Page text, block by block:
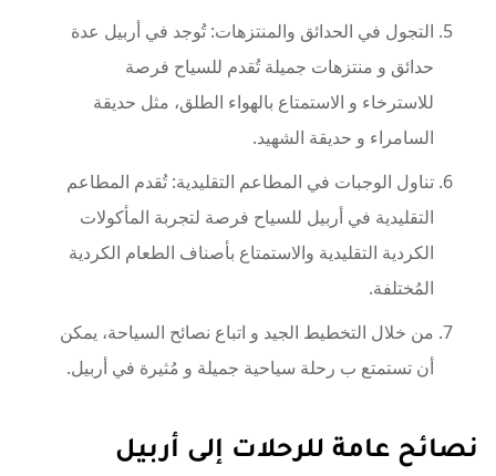
التجول في الحدائق والمنتزهات: تُوجد في أربيل عدة
حدائق و منتزهات جميلة تُقدم للسياح فرصة
للاسترخاء و الاستمتاع بالهواء الطلق، مثل حديقة
السامراء و حديقة الشهيد.
تناول الوجبات في المطاعم التقليدية: تُقدم المطاعم
التقليدية في أربيل للسياح فرصة لتجربة المأكولات
الكردية التقليدية والاستمتاع بأصناف الطعام الكردية
المُختلفة.
من خلال التخطيط الجيد و اتباع نصائح السياحة، يمكن
أن تستمتع ب رحلة سياحية جميلة و مُثيرة في أربيل.
نصائح عامة للرحلات إلى أربيل